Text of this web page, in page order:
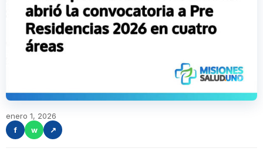
enero 1, 2026
f
w ↗